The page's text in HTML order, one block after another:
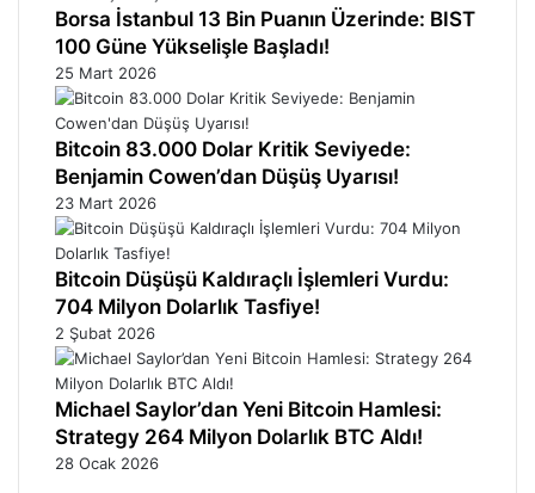
Borsa İstanbul 13 Bin Puanın Üzerinde: BIST
100 Güne Yükselişle Başladı!
25 Mart 2026
Bitcoin 83.000 Dolar Kritik Seviyede:
Benjamin Cowen’dan Düşüş Uyarısı!
23 Mart 2026
Bitcoin Düşüşü Kaldıraçlı İşlemleri Vurdu:
704 Milyon Dolarlık Tasfiye!
2 Şubat 2026
Michael Saylor’dan Yeni Bitcoin Hamlesi:
Strategy 264 Milyon Dolarlık BTC Aldı!
28 Ocak 2026